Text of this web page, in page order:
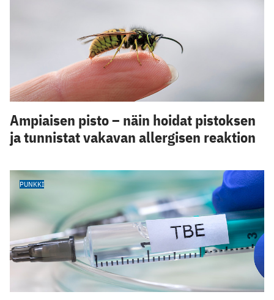
Ampiaisen pisto – näin hoidat pistoksen
ja tunnistat vakavan allergisen reaktion
PUNKKI